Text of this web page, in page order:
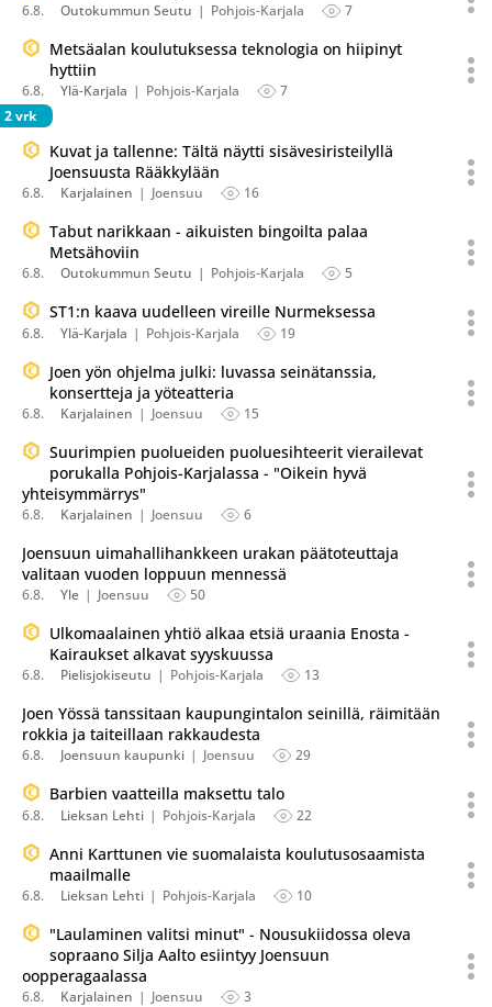
6.8. Outokummun Seutu Pohjois-Karjala 7
Metsäalan koulutuksessa teknologia on hiipinyt
hyttiin
6.8. Ylä-Karjala Pohjois-Karjala
7
2 vrk
Kuvat ja tallenne: Tältä näytti sisävesiristeilyllä
Joensuusta Rääkkylään
6.8. Karjalainen Joensuu 16
Tabut narikkaan - aikuisten bingoilta palaa
Metsähoviin
6.8. Outokummun Seutu Pohjois-Karjala 5
ST1:n kaava uudelleen vireille Nurmeksessa
6.8. Ylä-Karjala Pohjois-Karjala 19
Joen yön ohjelma julki: luvassa seinätanssia,
konsertteja ja yöteatteria
6.8. Karjalainen Joensuu 15
Suurimpien puolueiden puoluesihteerit vierailevat
porukalla Pohjois-Karjalassa - "Oikein hyvä
yhteisymmärrys"
6.8. Karjalainen Joensuu 6
Joensuun uimahallihankkeen urakan päätoteuttaja
valitaan vuoden loppuun mennessä
6.8. Yle Joensuu 50
Ulkomaalainen yhtiö alkaa etsiä uraania Enosta -
Kairaukset alkavat syyskuussa
6.8. Pielisjokiseutu Pohjois-Karjala 13
Joen Yössä tanssitaan kaupungintalon seinillä, räimitään
rokkia ja taiteillaan rakkaudesta
6.8. Joensuun kaupunki Joensuu 29
Barbien vaatteilla maksettu talo
6.8. Lieksan Lehti Pohjois-Karjala 22
Anni Karttunen vie suomalaista koulutusosaamista
maailmalle
6.8. Lieksan Lehti Pohjois-Karjala 10
"Laulaminen valitsi minut" - Nousukiidossa oleva
sopraano Silja Aalto esiintyy Joensuun
oopperagaalassa
6.8. Karjalainen Joensuu 3